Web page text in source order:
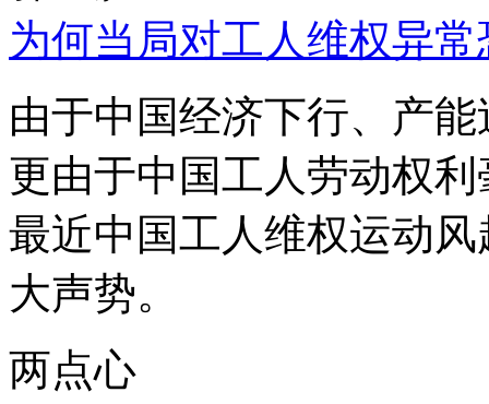
为何当局对工人维权异
由于中国经济下行、产
更由于中国工人劳动权
最近中国工人维权运动
大声势。
两点心